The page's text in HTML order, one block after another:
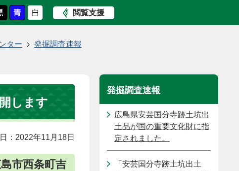
閲覧支援
ター
発掘調査速報
します
：2022年11月18日
市西条町吉
発掘調査速報
広島県安芸国分寺跡土坑出
土品が国の重要文化財に指
定されました。
「安芸国分寺跡土坑出土